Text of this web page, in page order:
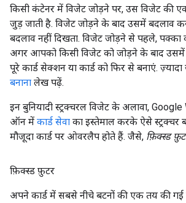
किसी कंटेनर में विजेट जोड़ने पर, उस विजेट की
जुड़ जाती है. विजेट जोड़ने के बाद उसमें बदलाव
बदलाव नहीं दिखता. विजेट जोड़ने से पहले, पक्का
अगर आपको किसी विजेट को जोड़ने के बाद उसमें
पूरे कार्ड सेक्शन या कार्ड को फिर से बनाएं.
बनाना लेख पढ़ें.
इन बुनियादी स्ट्रक्चरल विजेट के अलावा,
ऑन में कार्ड सेवा का इस्तेमाल करके ऐसे स्ट्रक्चर
मौजूदा कार्ड पर ओवरलैप होते हैं. जैसे, फ़िक्स्ड
फ़िक्स्ड फ़ुटर
अपने कार्ड में सबसे नीचे बटनों की एक तय की गई